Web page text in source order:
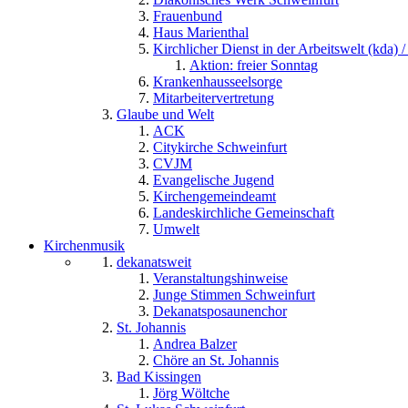
Frauenbund
Haus Marienthal
Kirchlicher Dienst in der Arbeitswelt (kda) /
Aktion: freier Sonntag
Krankenhausseelsorge
Mitarbeitervertretung
Glaube und Welt
ACK
Citykirche Schweinfurt
CVJM
Evangelische Jugend
Kirchengemeindeamt
Landeskirchliche Gemeinschaft
Umwelt
Kirchenmusik
dekanatsweit
Veranstaltungshinweise
Junge Stimmen Schweinfurt
Dekanatsposaunenchor
St. Johannis
Andrea Balzer
Chöre an St. Johannis
Bad Kissingen
Jörg Wöltche